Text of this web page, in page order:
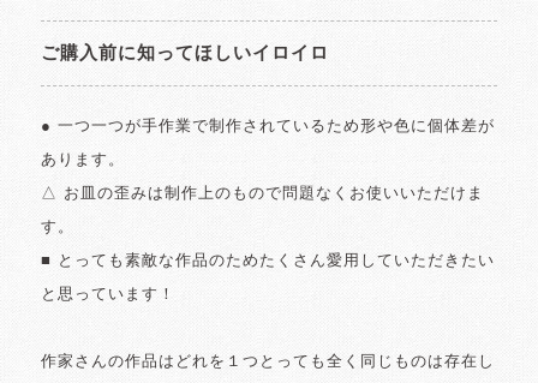
ご購入前に知ってほしいイロイロ
● 一つ一つが手作業で制作されているため形や色に個体差が
あります。
△ お皿の歪みは制作上のもので問題なくお使いいただけま
す。
■ とっても素敵な作品のためたくさん愛用していただきたい
と思っています！
作家さんの作品はどれを１つとっても全く同じものは存在し